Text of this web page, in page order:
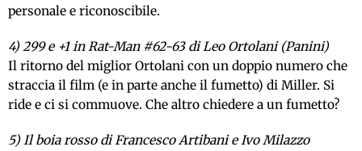
personale e riconoscibile.
4) 299 e +1 in Rat-Man #62-63 di Leo Ortolani (Panini)
Il ritorno del miglior Ortolani con un doppio numero che
straccia il film (e in parte anche il fumetto) di Miller. Si
ride e ci si commuove. Che altro chiedere a un fumetto?
5) Il boia rosso di Francesco Artibani e Ivo Milazzo